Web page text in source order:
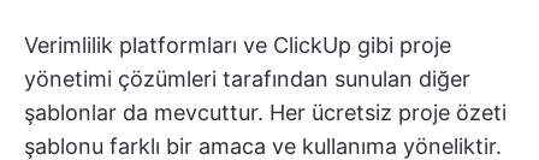
Verimlilik platformları ve ClickUp gibi proje
yönetimi çözümleri tarafından sunulan diğer
şablonlar da mevcuttur. Her ücretsiz proje özeti
şablonu farklı bir amaca ve kullanıma yöneliktir.